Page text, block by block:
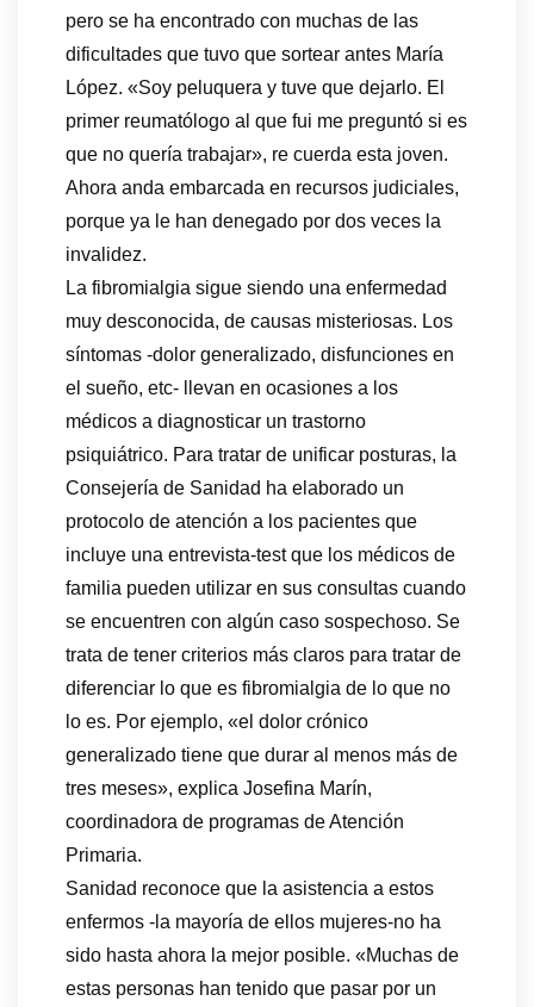
pero se ha encontrado con muchas de las
dificultades que tuvo que sortear antes María
López. «Soy peluquera y tuve que dejarlo. El
primer reumatólogo al que fui me preguntó si es
que no quería trabajar», re cuerda esta joven.
Ahora anda embarcada en recursos judiciales,
porque ya le han denegado por dos veces la
invalidez.
La fibromialgia sigue siendo una enfermedad
muy desconocida, de causas misteriosas. Los
síntomas -dolor generalizado, disfunciones en
el sueño, etc- llevan en ocasiones a los
médicos a diagnosticar un trastorno
psiquiátrico. Para tratar de unificar posturas, la
Consejería de Sanidad ha elaborado un
protocolo de atención a los pacientes que
incluye una entrevista-test que los médicos de
familia pueden utilizar en sus consultas cuando
se encuentren con algún caso sospechoso. Se
trata de tener criterios más claros para tratar de
diferenciar lo que es fibromialgia de lo que no
lo es. Por ejemplo, «el dolor crónico
generalizado tiene que durar al menos más de
tres meses», explica Josefina Marín,
coordinadora de programas de Atención
Primaria.
Sanidad reconoce que la asistencia a estos
enfermos -la mayoría de ellos mujeres-no ha
sido hasta ahora la mejor posible. «Muchas de
estas personas han tenido que pasar por un